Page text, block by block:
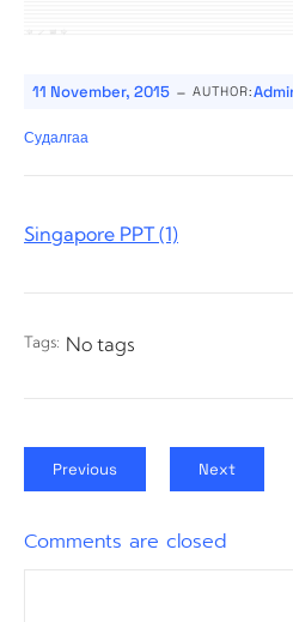
11 November, 2015 - AUTHOR:
Судалгаа
Singapore PPT (1)
Tags: No tags
Previous Next
Comments are closed